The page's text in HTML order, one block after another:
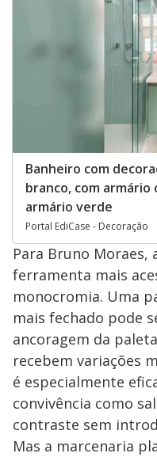
Banheiro com
branco, com armário
armário verde
Portal EdiCase - Decoração
Para Bruno Moraes,
ferramenta mais
monocromia. Uma
mais fechado pode
ancoragem da
recebem variações
é especialmente
convivência como
contraste sem
Mas a marcenaria